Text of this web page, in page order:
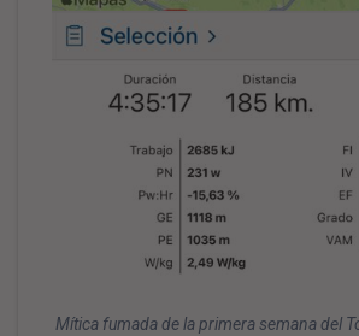
Mítica fumada de la primera semana del